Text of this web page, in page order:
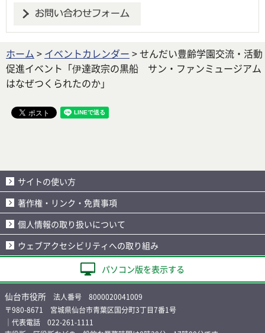
ホーム > イベントカレンダー > せんだい豊齢学園交流・活動
促進イベント「伊達政宗の黒船 サン・ファンミュージアム
はなぜつくられたのか」
サイトの使い方
著作権・リンク・免責事項
個人情報の取り扱いについて
ウェブアクセシビリティへの取り組み
パソコン版を表示する
仙台市役所 法人番号 8000020041009
〒980-8671 宮城県仙台市青葉区国分町3丁目7番1号
｜代表電話 022-261-1111